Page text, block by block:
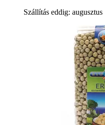
Szállítás eddig: augusztus